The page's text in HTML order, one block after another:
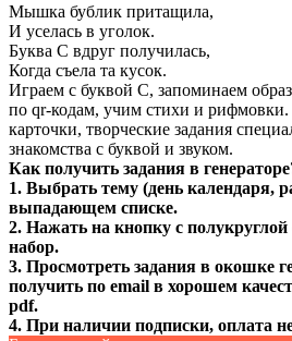
Мышка бублик притащила,
И уселась в уголок.
Буква С вдруг получилась,
Когда съела та кусок.
Играем с буквой С, запоминаем
по qr-кодам, учим стихи и
карточки, творческие задания
знакомства с буквой и звуком.
Как получить задания в
1. Выбрать тему (день календаря,
выпадающем списке.
2. Нажать на кнопку с полукруглой
набор.
3. Просмотреть задания в окошке
получить по email в хорошем
pdf.
4. При наличии подписки, оплата